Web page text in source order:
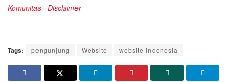
Komunitas - Disclaimer
Tags: pengunjung Website website indonesia